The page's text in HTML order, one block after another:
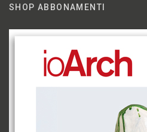
SHOP ABBONAMENTI